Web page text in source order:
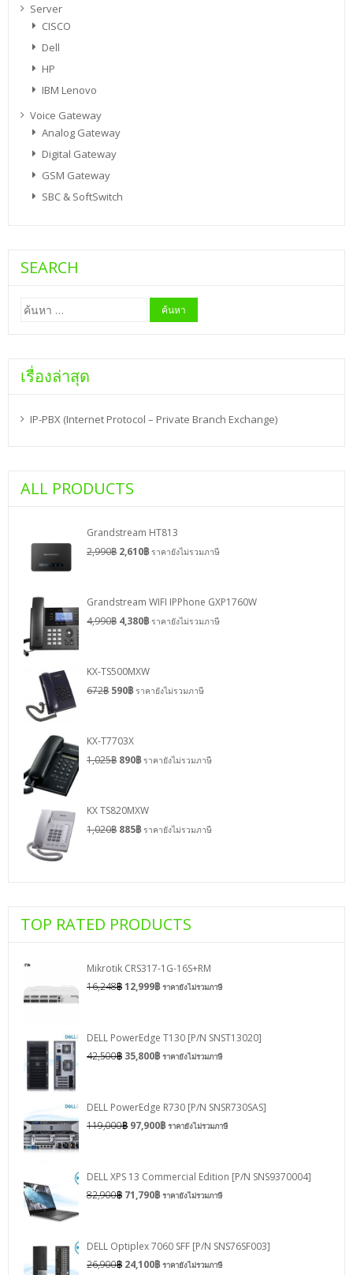
Server
CISCO
Dell
HP
IBM Lenovo
Voice Gateway
Analog Gateway
Digital Gateway
GSM Gateway
SBC & SoftSwitch
SEARCH
ค้นหา
สำหรับ:
เรื่องล่าสุด
IP-PBX (Internet Protocol – Private Branch Exchange)
ALL PRODUCTS
Grandstream HT813
2,990฿ 2,610฿ ราคายังไม่รวมภาษี
Grandstream WIFI IPPhone GXP1760W
4,990฿ 4,380฿ ราคายังไม่รวมภาษี
KX-TS500MXW
672฿ 590฿ ราคายังไม่รวมภาษี
KX-T7703X
1,025฿ 890฿ ราคายังไม่รวมภาษี
KX TS820MXW
1,020฿ 885฿ ราคายังไม่รวมภาษี
TOP RATED PRODUCTS
Mikrotik CRS317-1G-16S+RM
16,248฿12,999฿ ราคายังไม่รวมภาษี
DELL PowerEdge T130 [P/N SNST13020]
42,500฿ 35,800฿ ราคายังไม่รวมภาษี
DELL PowerEdge R730 [P/N SNSR730SAS]
119,000฿ 97,900฿ ราคายังไม่รวมภาษี
DELL XPS 13 Commercial Edition [P/N SNS9370004]
82,900฿ 71,790฿ ราคายังไม่รวมภาษี
DELL Optiplex 7060 SFF [P/N SNS76SF003]
26,900฿ 24,100฿ ราคายังไม่รวมภาษี